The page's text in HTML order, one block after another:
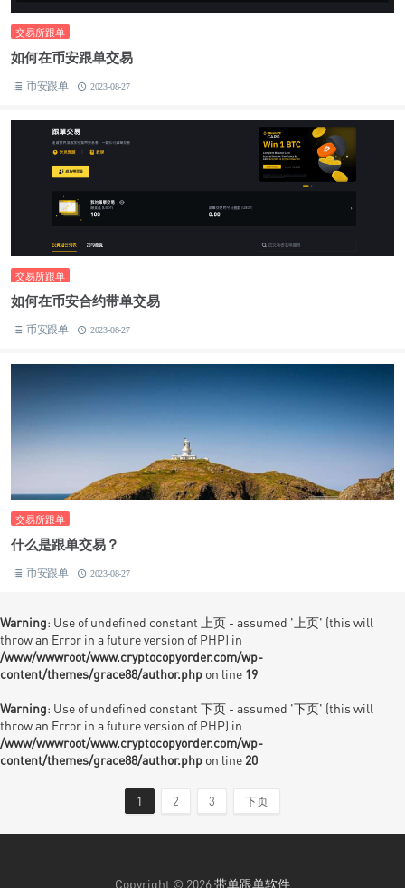
交易所跟单
如何在币安跟单交易
币安跟单 2023-08-27
交易所跟单
如何在币安合约带单交易
币安跟单 2023-08-27
交易所跟单
什么是跟单交易？
币安跟单 2023-08-27
Warning: Use of undefined constant 上页 - assumed '上页' (this will
throw an Error in a future version of PHP) in
/www/wwwroot/www.cryptocopyorder.com/wp-
content/themes/grace88/author.php on line 19
Warning: Use of undefined constant 下页 - assumed '下页' (this will
throw an Error in a future version of PHP) in
/www/wwwroot/www.cryptocopyorder.com/wp-
content/themes/grace88/author.php on line 20
1 2 3 下页
Copyright © 2026带单跟单软件